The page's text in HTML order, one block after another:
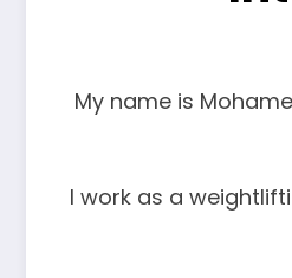
My name is
. I work as a